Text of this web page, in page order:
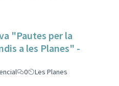
"Pautes per la
a les Planes" -
0
Les Planes